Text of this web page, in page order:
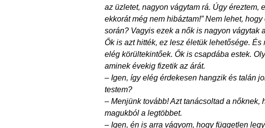
az üzletet, nagyon vágytam rá. Úgy éreztem,
ekkorát még nem hibáztam!” Nem lehet,
során? Vagyis ezek a nők is nagyon vágytak
Ők is azt hitték, ez lesz életük lehetősége.
elég körültekintőek. Ők is csapdába estek.
aminek évekig fizetik az árát.
– Igen, így elég érdekesen hangzik és talán
testem?
– Menjünk tovább! Azt tanácsoltad a
magukból a legtöbbet.
– Igen, én is arra vágyom, hogy független